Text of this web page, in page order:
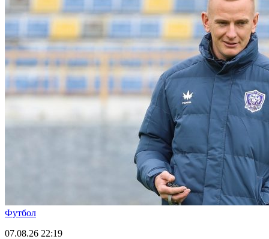
Футбол
07.08.26 22:19